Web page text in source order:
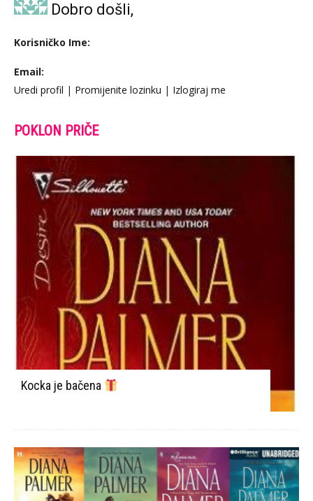
Dobro došli,
Korisničko Ime:
Email:
Uredi profil | Promijenite lozinku | Izlogiraj me
POKLON PRIČE
Kocka je bačena